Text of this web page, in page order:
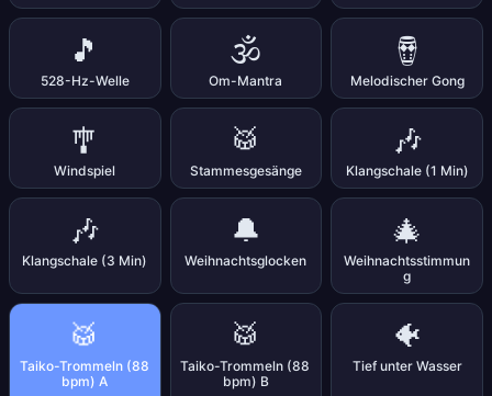
🎵
528-Hz-Welle
🕉️
Om-Mantra
🪘
Melodischer Gong
🎐
Windspiel
🥁
Stammesgesänge
🎶
Klangschale (1 Min)
🎶
Klangschale (3 Min)
🔔
Weihnachtsglocken
🎄
Weihnachtsstimmun
g
🥁
Taiko-Trommeln (88
bpm) A
🥁
Taiko-Trommeln (88
bpm) B
🐠
Tief unter Wasser